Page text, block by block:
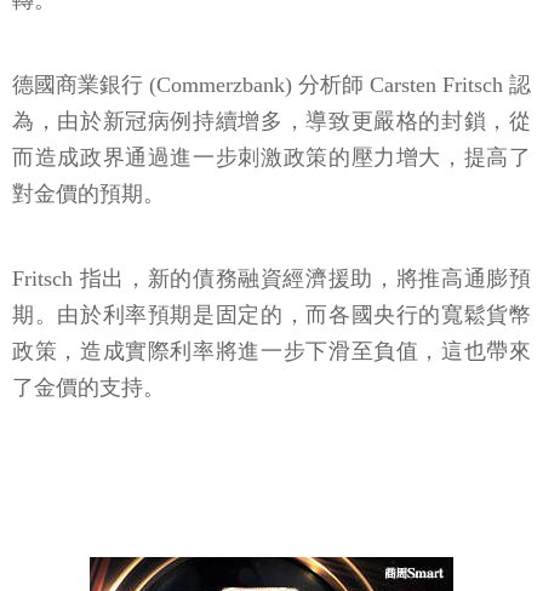
德國商業銀行 (Commerzbank) 分析師 Carsten Fritsch 認
為，由於新冠病例持續增多，導致更嚴格的封鎖，從
而造成政界通過進一步刺激政策的壓力增大，提高了
對金價的預期。
Fritsch 指出，新的債務融資經濟援助，將推高通膨預
期。由於利率預期是固定的，而各國央行的寬鬆貨幣
政策，造成實際利率將進一步下滑至負值，這也帶來
了金價的支持。